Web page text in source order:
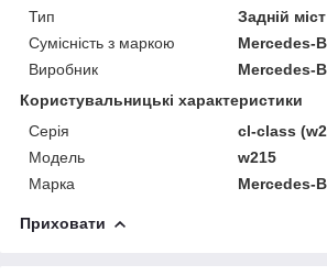
Тип
Задній міст
Сумісність з маркою
Mercedes-
Виробник
Mercedes-
Користувальницькі характеристики
Серія
cl-class
Модель
w215
Марка
Mercedes-
Приховати